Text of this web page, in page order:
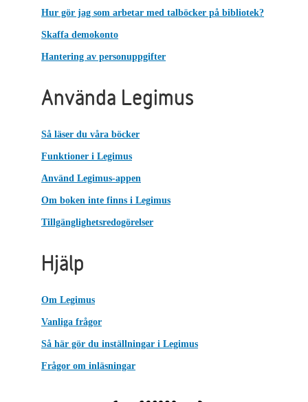
Hur gör jag som arbetar med talböcker på bibliotek?
Skaffa demokonto
Hantering av personuppgifter
Använda Legimus
Så läser du våra böcker
Funktioner i Legimus
Använd Legimus-appen
Om boken inte finns i Legimus
Tillgänglighetsredogörelser
Hjälp
Om Legimus
Vanliga frågor
Så här gör du inställningar i Legimus
Frågor om inläsningar